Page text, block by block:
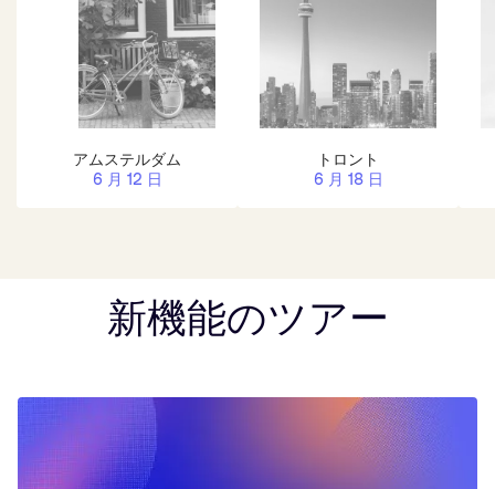
アムステルダム
6 月 12 日
トロント
6 月 18 日
新機能のツアー